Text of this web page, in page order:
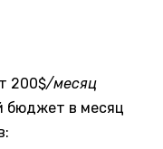
200$/месяц
бюджет в месяц